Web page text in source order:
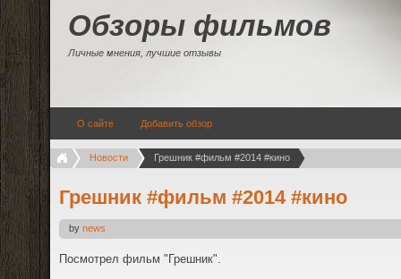
Обзоры фильмов
Личные мнения, лучшие отзывы
О сайте Добавить обзор
Новости Грешник #фильм #2014 #кино
Грешник #фильм #2014 #кино
by news
Посмотрел фильм "Грешник".